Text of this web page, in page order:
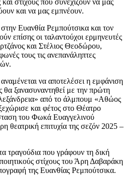
και να μας εμπνέουν.
Ευανθία Ρεμπούτσικα και τον
επίσης οι ταλαντούχοι ερμηνευτές
και Στέλιος Θεοδώρου,
τους τις ανεπανάληπτες
αναμένεται να αποτελέσει η εμφάνιση
θα ξανασυναντηθεί με την πρώτη
από το άλμπουμ «Αθώος
και φέτος στο Θέατρο
του Φωκά Ευαγγελινού
θεατρική επιτυχία της σεζόν 2025 –
τραγούδια που γράφουν τη δική
στίχους του Άρη Δαβαράκη
της Ευανθίας Ρεμπούτσικα.